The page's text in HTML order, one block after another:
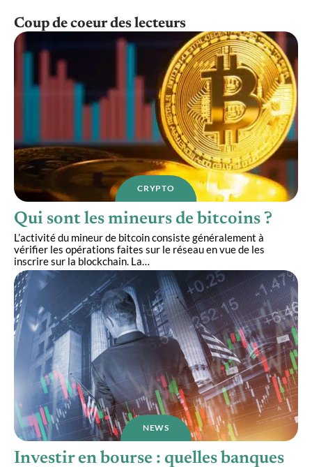
Coup de coeur des lecteurs
CRYPTO
Qui sont les mineurs de bitcoins ?
L’activité du mineur de bitcoin consiste généralement à
vérifier les opérations faites sur le réseau en vue de les
inscrire sur la blockchain. La…
NEWS
Investir en bourse : quelles banques